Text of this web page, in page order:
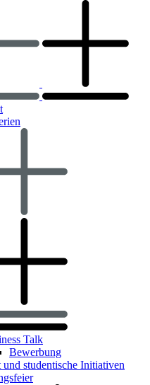
Talk
Bewerbung
und studentische Initiativen